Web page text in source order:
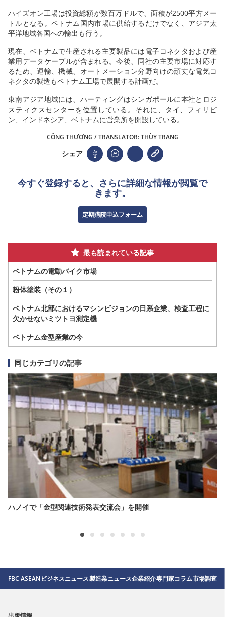
ハイズオン工場は投資総額が数百万ドルで、面積が2500平方メー
トルとなる。ベトナム国内市場に供給するだけでなく、アジア太
平洋地域各国への輸出も行う。
現在、ベトナムで生産される主要製品には電子コネクタおよび産
業用データケーブルが含まれる。今後、同社の主要市場に対応す
るため、運輸、機械、オートメーション分野向けの頑丈な電気コ
ネクタの製造もベトナム工場で展開する計画だ。
東南アジア地域には、ハーティングはシンガポールに本社とロジ
スティクスセンターを位置している。それに、タイ、フィリピ
ン、インドネシア、ベトナムに営業所を開設している。
CÔNG THƯƠNG / TRANSLATOR: THÙY TRANG
シェア
今すぐ登録すると、さらに詳細な情報が閲覧で
きます。
定期購読申込フォーム
最も読まれている記事
ベトナムの電動バイク市場
粉体塗装（その１）
ベトナム北部におけるマシンビジョンの日系企業、検査工程に
欠かせないミツトヨ測定機
ベトナム金型産業の今
同じカテゴリの記事
ハノイで「金型関連技術発表交流会」を開催
FBC ASEANビジネスニュース製造業ニュース企業紹介専門家コラム市場調査